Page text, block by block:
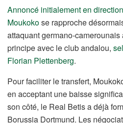
Annoncé initialement en
Moukokose rapproche
attaquant germano-
principe avec le club andalou,
Florian Plettenberg.
Pour faciliter le transfert,
en acceptant une baisse
son côté, le Real Betis a déjà
Borussia Dortmund. Les